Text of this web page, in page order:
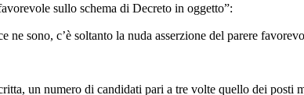
sullo schema di Decreto in oggetto”:
sono, c’è soltanto la nuda asserzione del parere
un numero di candidati pari a tre volte quello dei posti